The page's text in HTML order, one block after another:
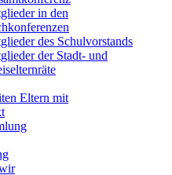
in den
des Schulvorstands
der Stadt- und
Eltern mit